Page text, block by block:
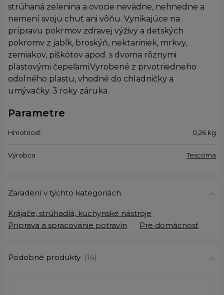
strúhaná zelenina a ovocie nevädne, nehnedne a
nemení svoju chuť ani vôňu. Vynikajúce na
prípravu pokrmov zdravej výživy a detských
pokromv z jabĺk, broskýň, nektariniek, mrkvy,
zemiakov, piškótov apod. s dvoma rôznymi
plastovými čepeľami.Vyrobené z prvotriedneho
odolného plastu, vhodné do chladničky a
umývačky. 3 roky záruka.
Parametre
Hmotnosť 0,26 kg
Výrobca Tescoma
Zaradení v týchto kategoriách
Krájače, strúhadlá, kuchynské nástroje
Príprava a spracovanie potravín
Pre domácnosť
Podobné produkty (14)